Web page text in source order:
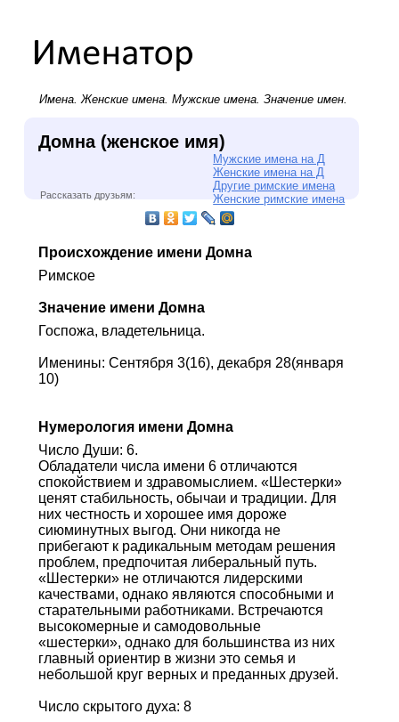
Имена.Женские имена. Мужские имена. Значение имен.
Домна (женское имя)
Мужские имена на Д
Женские имена на Д
Другие римские имена
Женские римские имена
Рассказать друзьям:
Происхождение имени Домна
Римское
Значение имени Домна
Госпожа, владетельница.
Именины: Сентября 3(16), декабря 28(января
10)
Нумерология имени Домна
Число Души: 6.
Обладатели числа имени 6 отличаются
спокойствием и здравомыслием. «Шестерки»
ценят стабильность, обычаи и традиции. Для
них честность и хорошее имя дороже
сиюминутных выгод. Они никогда не
прибегают к радикальным методам решения
проблем, предпочитая либеральный путь.
«Шестерки» не отличаются лидерскими
качествами, однако являются способными и
старательными работниками. Встречаются
высокомерные и самодовольные
«шестерки», однако для большинства из них
главный ориентир в жизни это семья и
небольшой круг верных и преданных друзей.
Число скрытого духа: 8